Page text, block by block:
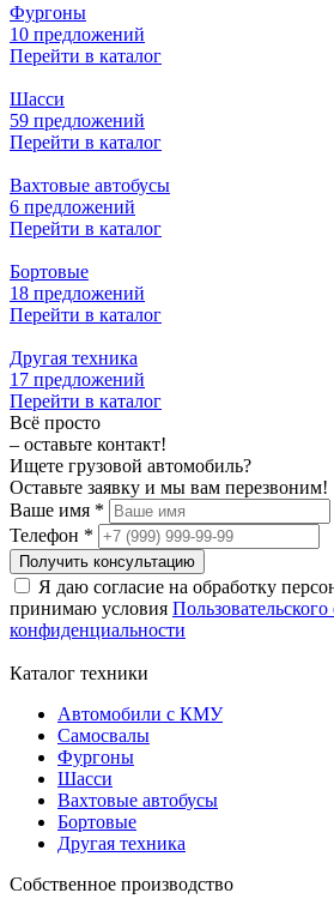
Фургоны
10 предложений
Перейти в каталог
Шасси
59 предложений
Перейти в каталог
Вахтовые автобусы
6 предложений
Перейти в каталог
Бортовые
18 предложений
Перейти в каталог
Другая техника
17 предложений
Перейти в каталог
Всё просто
– оставьте контакт!
Ищете грузовой автомобиль?
Оставьте заявку и мы вам перезвоним!
Ваше имя *
Телефон *
Получить консультацию
Я даю согласие на обработку
принимаю условия
конфиденциальности
Каталог техники
Автомобили с КМУ
Самосвалы
Фургоны
Шасси
Вахтовые автобусы
Бортовые
Другая техника
Собственное производство